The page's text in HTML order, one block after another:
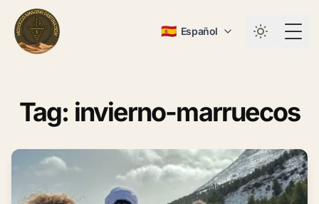
🇪🇸 Español
Tag: invierno-marruecos